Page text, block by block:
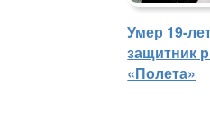
Умер 19-
защитник
«Полета»